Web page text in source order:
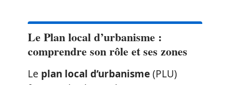
Le Plan local d’urbanisme :
comprendre son rôle et ses zones
Le plan local d’urbanisme(PLU)